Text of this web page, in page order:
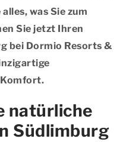
was Sie zum
Sie jetzt Ihren
bei Dormio Resorts &
Komfort.
natürliche
Südlimburg